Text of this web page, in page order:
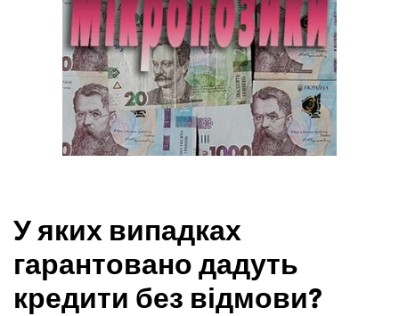
У яких випадках
гарантовано дадуть
кредити без відмови?